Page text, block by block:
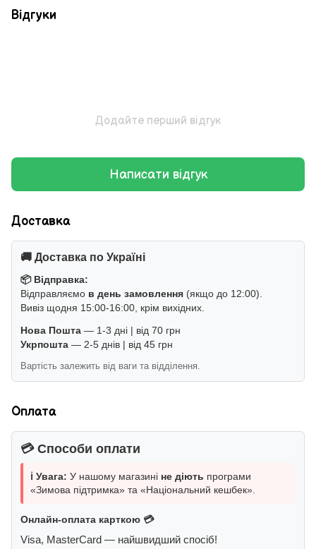
Відгуки
Додайте перший відгук
Написати відгук
Доставка
🚚 Доставка по Україні
📦 Відправка:
Відправляємо в день замовлення (якщо до 12:00).
Вивіз щодня 15:00-16:00, крім вихідних.
Нова Пошта — 1-3 дні | від 70 грн
Укрпошта — 2-5 днів | від 45 грн
Вартість залежить від ваги та відділення.
Оплата
💳 Способи оплати
ℹ️ Увага: У нашому магазині не діють програми
«Зимова підтримка» та «Національний кешбек».
Онлайн-оплата карткою 💳
Visa, MasterCard — найшвидший спосіб!